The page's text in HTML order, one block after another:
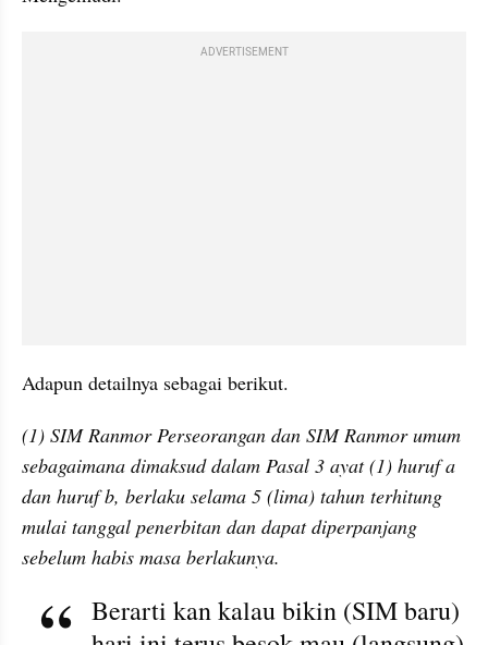
ADVERTISEMENT
Adapun detailnya sebagai berikut.
(1) SIM Ranmor Perseorangan dan SIM Ranmor umum
sebagaimana dimaksud dalam Pasal 3 ayat (1) huruf a
dan huruf b, berlaku selama 5 (lima) tahun terhitung
mulai tanggal penerbitan dan dapat diperpanjang
sebelum habis masa berlakunya.
Berarti kan kalau bikin (SIM baru)